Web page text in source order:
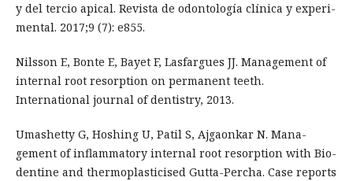
y del tercio apical. Revista de odontología clínica y experi-
mental. 2017;9 (7): e855.
Nilsson E, Bonte E, Bayet F, Lasfargues JJ. Management of
internal root resorption on permanent teeth.
International journal of dentistry, 2013.
Umashetty G, Hoshing U, Patil S, Ajgaonkar N. Mana-
gement of inflammatory internal root resorption with Bio-
dentine and thermoplasticised Gutta-Percha. Case reports